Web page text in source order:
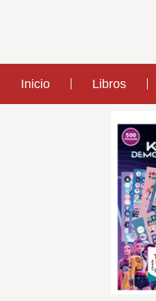
Inicio Libros